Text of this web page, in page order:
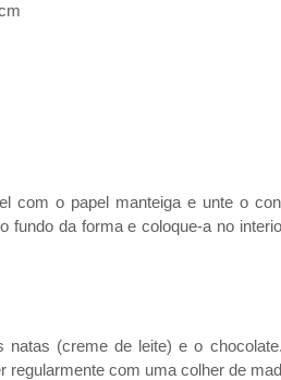
com o papel manteiga e unte o
fundo da forma e coloque-a no
natas (creme de leite) e o
regularmente com uma colher de